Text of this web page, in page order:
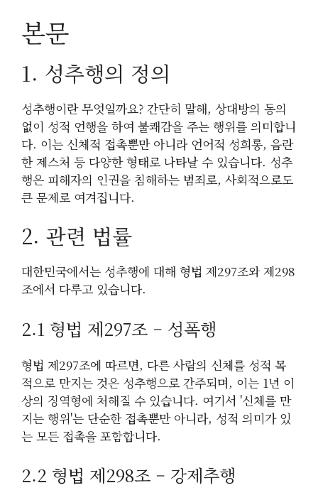
본문
1. 성추행의 정의
성추행이란 무엇일까요? 간단히 말해, 상대방의 동의
없이 성적 언행을 하여 불쾌감을 주는 행위를 의미합니
다. 이는 신체적 접촉뿐만 아니라 언어적 성희롱, 음란
한 제스처 등 다양한 형태로 나타날 수 있습니다. 성추
행은 피해자의 인권을 침해하는 범죄로, 사회적으로도
큰 문제로 여겨집니다.
2. 관련 법률
대한민국에서는 성추행에 대해 형법 제297조와 제298
조에서 다루고 있습니다.
2.1 형법 제297조 – 성폭행
형법 제297조에 따르면, 다른 사람의 신체를 성적 목
적으로 만지는 것은 성추행으로 간주되며, 이는 1년 이
상의 징역형에 처해질 수 있습니다. 여기서 '신체를 만
지는 행위'는 단순한 접촉뿐만 아니라, 성적 의미가 있
는 모든 접촉을 포함합니다.
2.2 형법 제298조 – 강제추행